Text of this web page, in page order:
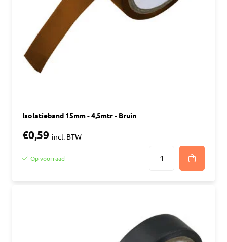
Isolatieband 15mm - 4,5mtr - Bruin
€0,59 incl. BTW
Op voorraad